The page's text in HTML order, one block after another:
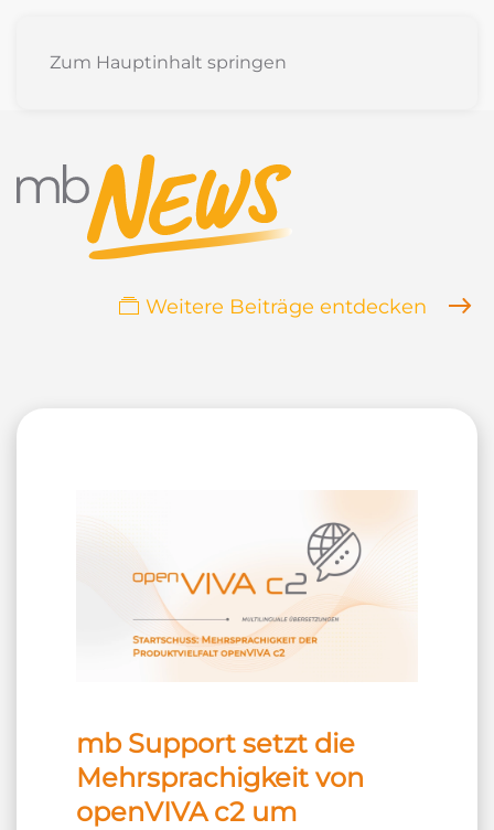
Zum Hauptinhalt springen
Weitere Beiträge entdecken
mb Support setzt die
Mehrsprachigkeit von
openVIVA c2 um